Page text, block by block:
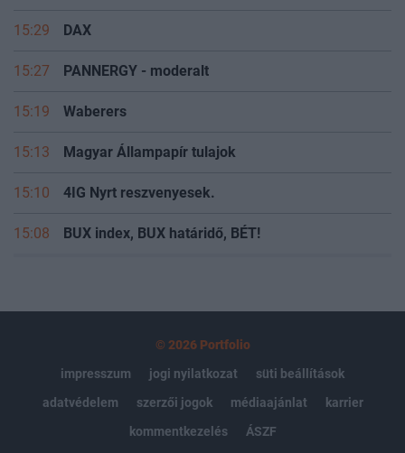
15:29 DAX
15:27 PANNERGY - moderalt
15:19 Waberers
15:13 Magyar Állampapír tulajok
15:10 4IG Nyrt reszvenyesek.
15:08 BUX index, BUX határidő, BÉT!
© 2026 Portfolio
impresszum
jogi nyilatkozat
süti beállítások
adatvédelem
szerzői jogok médiaajánlat
karrier
kommentkezelés
ÁSZF